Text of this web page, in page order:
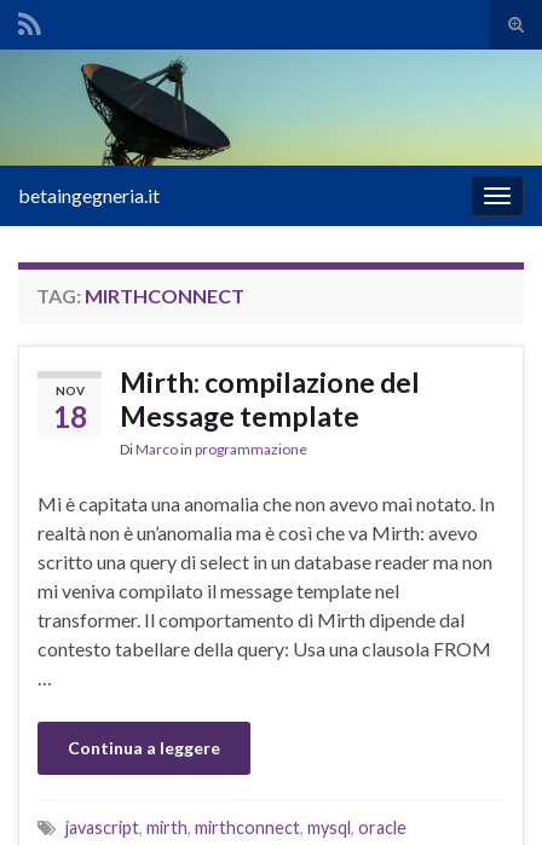
il
Search for:
la
betaingegneria.it
TAG: MIRTHCONNECT
NOV
18
Mirth: compilazione del
Message template
DiMarcoin programmazione
Mi è capitata una anomalia che non avevo mai notato. In
realtà non è un’anomalia ma è così che va Mirth: avevo
scritto una query di select in un database reader ma non
mi veniva compilato il message template nel
transformer. Il comportamento di Mirth dipende dal
contesto tabellare della query: Usa una clausola FROM
Continua a leggere
javascript, mirth, mirthconnect, mysql, oracle